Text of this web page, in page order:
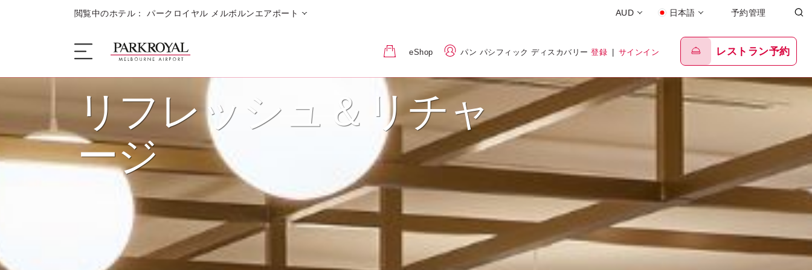
閲覧中のホテル： パークロイヤル メルボルンエアポート AUD 日本語 予約管理
eShop パン パシフィック ディスカバリー登録 | サインイン レストラン予約
ザ・ホテル
睡眠
お食事 + お飲み物
キャンペーン
リフレッシュ＆リチャ
ージ